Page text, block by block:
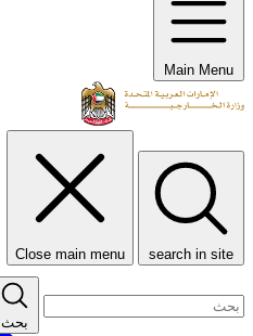
Main Menu
search in site
Close main menu
بحث